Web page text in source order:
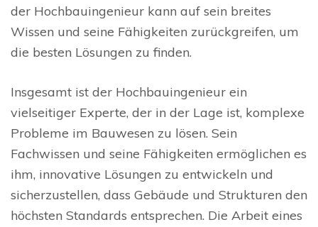
der Hochbauingenieur kann auf sein breites
Wissen und seine Fähigkeiten zurückgreifen, um
die besten Lösungen zu finden.
Insgesamt ist der Hochbauingenieur ein
vielseitiger Experte, der in der Lage ist, komplexe
Probleme im Bauwesen zu lösen. Sein
Fachwissen und seine Fähigkeiten ermöglichen es
ihm, innovative Lösungen zu entwickeln und
sicherzustellen, dass Gebäude und Strukturen den
höchsten Standards entsprechen. Die Arbeit eines